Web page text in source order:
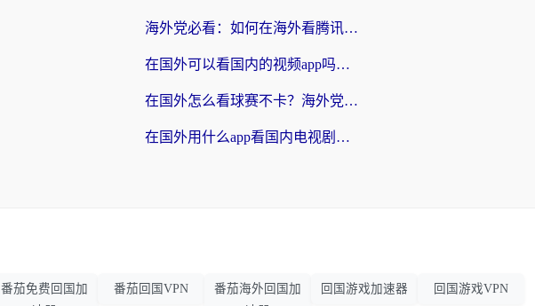
海外党必看：如何在海外看腾讯体育？解决赛事直播地区限制的终极指南
在国外可以看国内的视频app吗知乎？海外党亲测有效的追剧加速方案
在国外怎么看球赛不卡？海外党专属体育直播自由指南
在国外用什么app看国内电视剧？3步解决版权限制+卡顿难题
番茄免费回国加
番茄回国VPN
番茄海外回国加
回国游戏加速器 回国游戏VPN